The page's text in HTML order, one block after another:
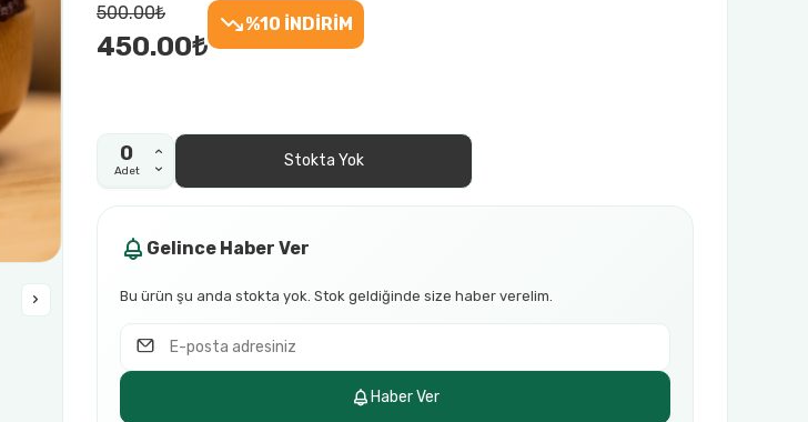
500.00₺
450.00₺
%10 İNDİRİM
Adet
Stokta Yok
Gelince Haber Ver
Bu ürün şu anda stokta yok. Stok geldiğinde size haber verelim.
Haber Ver